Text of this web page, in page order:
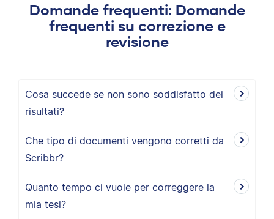
Domande frequenti: Domande
frequenti su correzione e
revisione
Cosa succede se non sono soddisfatto dei
risultati?
Che tipo di documenti vengono corretti da
Scribbr?
Quanto tempo ci vuole per correggere la
mia tesi?